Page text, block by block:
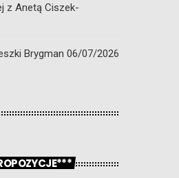
z Anetą Ciszek-
Brygman 06/07/2026